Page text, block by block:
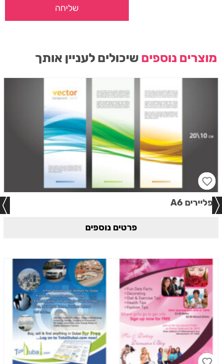
מוצרים נוספים שיכולים לעניין אותך
פליירים A6
פרטים נוספים